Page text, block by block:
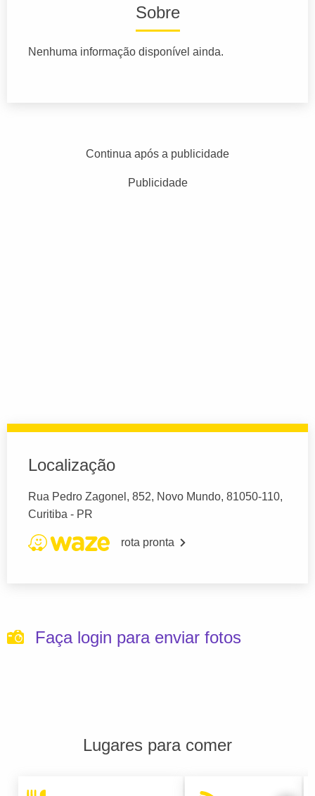
Sobre
Nenhuma informação disponível ainda.
Continua após a publicidade
Publicidade
Localização
Rua Pedro Zagonel, 852, Novo Mundo, 81050-110,
Curitiba - PR
rota pronta
Faça login para enviar fotos
Lugares para comer